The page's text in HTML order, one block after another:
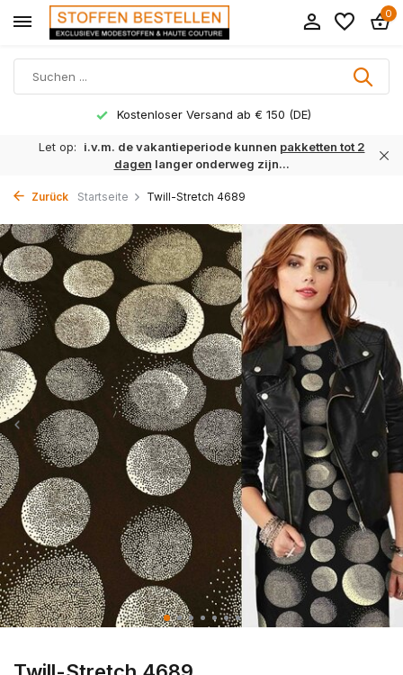
0
Kostenloser Versand ab € 150 (DE)
Let op: i.v.m. de vakantieperiode kunnen pakketten tot 2
dagen langer onderweg zijn...
Zurück Startseite Twill-Stretch 4689